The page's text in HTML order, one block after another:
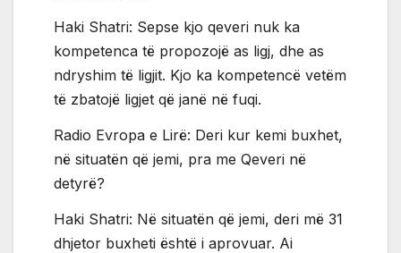
Haki Shatri: Sepse kjo qeveri nuk ka
kompetenca të propozojë as ligj, dhe as
ndryshim të ligjit. Kjo ka kompetencë vetëm
të zbatojë ligjet që janë në fuqi.
Radio Evropa e Lirë: Deri kur kemi buxhet,
në situatën që jemi, pra me Qeveri në
detyrë?
Haki Shatri: Në situatën që jemi, deri më 31
dhjetor buxheti është i aprovuar. Ai